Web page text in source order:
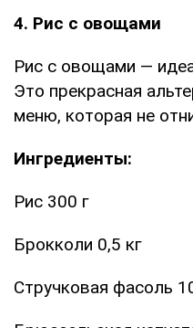
4. Рис с овощами
Рис с овощами —
Это прекрасная
меню, которая не
Ингредиенты:
Рис 300 г
Брокколи 0,5 кг
Стручковая фасоль